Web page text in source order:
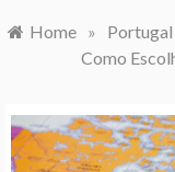
Home » Portugal
Como